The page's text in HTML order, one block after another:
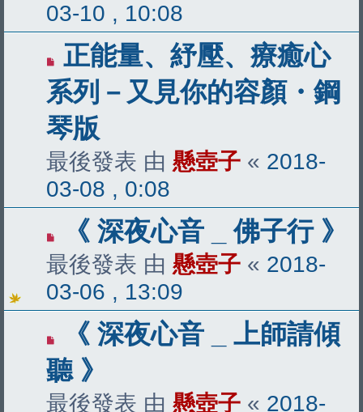
03-10 , 10:08
正能量、紓壓、療癒心
系列－又見你的容顏・鋼
琴版
最後發表 由 懸壺子 « 2018-
03-08 , 0:08
《 深夜心音 _ 佛子行 》
最後發表 由 懸壺子 « 2018-
03-06 , 13:09
《 深夜心音 _ 上師請傾
聽 》
最後發表 由 懸壺子 « 2018-